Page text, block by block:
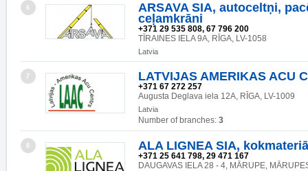
6
ARSAVA SIA, autoceltņi,
ceļamkrāni
+371 29 535 808, 67 796 200
TĪRAINES IELA 9A, RĪGA, LV-1058
Latvia
7 LATVIJAS AMERIKAS ACU
+371 67 272 257
Augusta Deglava iela 12A, RĪGA, LV-1009
Latvia
Number of branches: 3
8 ALA LIGNEA SIA,
+371 25 641 798, 29 471 167
DAUGAVAS IELA 28 - 4, MĀRUPE,